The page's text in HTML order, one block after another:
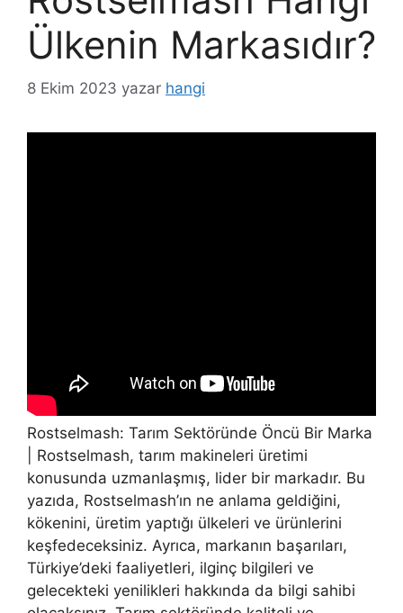
Ülkenin Markasıdır?
8 Ekim 2023 yazar hangi
Rostselmash: Tarım Sektöründe Öncü Bir Marka
| Rostselmash, tarım makineleri üretimi
konusunda uzmanlaşmış, lider bir markadır. Bu
yazıda, Rostselmash’ın ne anlama geldiğini,
kökenini, üretim yaptığı ülkeleri ve ürünlerini
keşfedeceksiniz. Ayrıca, markanın başarıları,
Türkiye’deki faaliyetleri, ilginç bilgileri ve
gelecekteki yenilikleri hakkında da bilgi sahibi